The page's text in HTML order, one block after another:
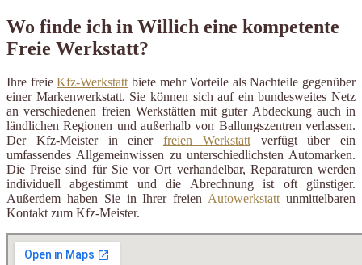
Wo finde ich in Willich eine kompetente
Freie Werkstatt?
Ihre freieKfz-Werkstattbiete mehr Vorteile als Nachteile gegenüber
einer Markenwerkstatt. Sie können sich auf ein bundesweites Netz
an verschiedenen freien Werkstätten mit guter Abdeckung auch in
ländlichen Regionen und außerhalb von Ballungszentren verlassen.
Der Kfz-Meister in einer freien Werkstattverfügt über ein
umfassendes Allgemeinwissen zu unterschiedlichsten Automarken.
Die Preise sind für Sie vor Ort verhandelbar, Reparaturen werden
individuell abgestimmt und die Abrechnung ist oft günstiger.
Außerdem haben Sie in Ihrer freienAutowerkstattunmittelbaren
Kontakt zum Kfz-Meister.